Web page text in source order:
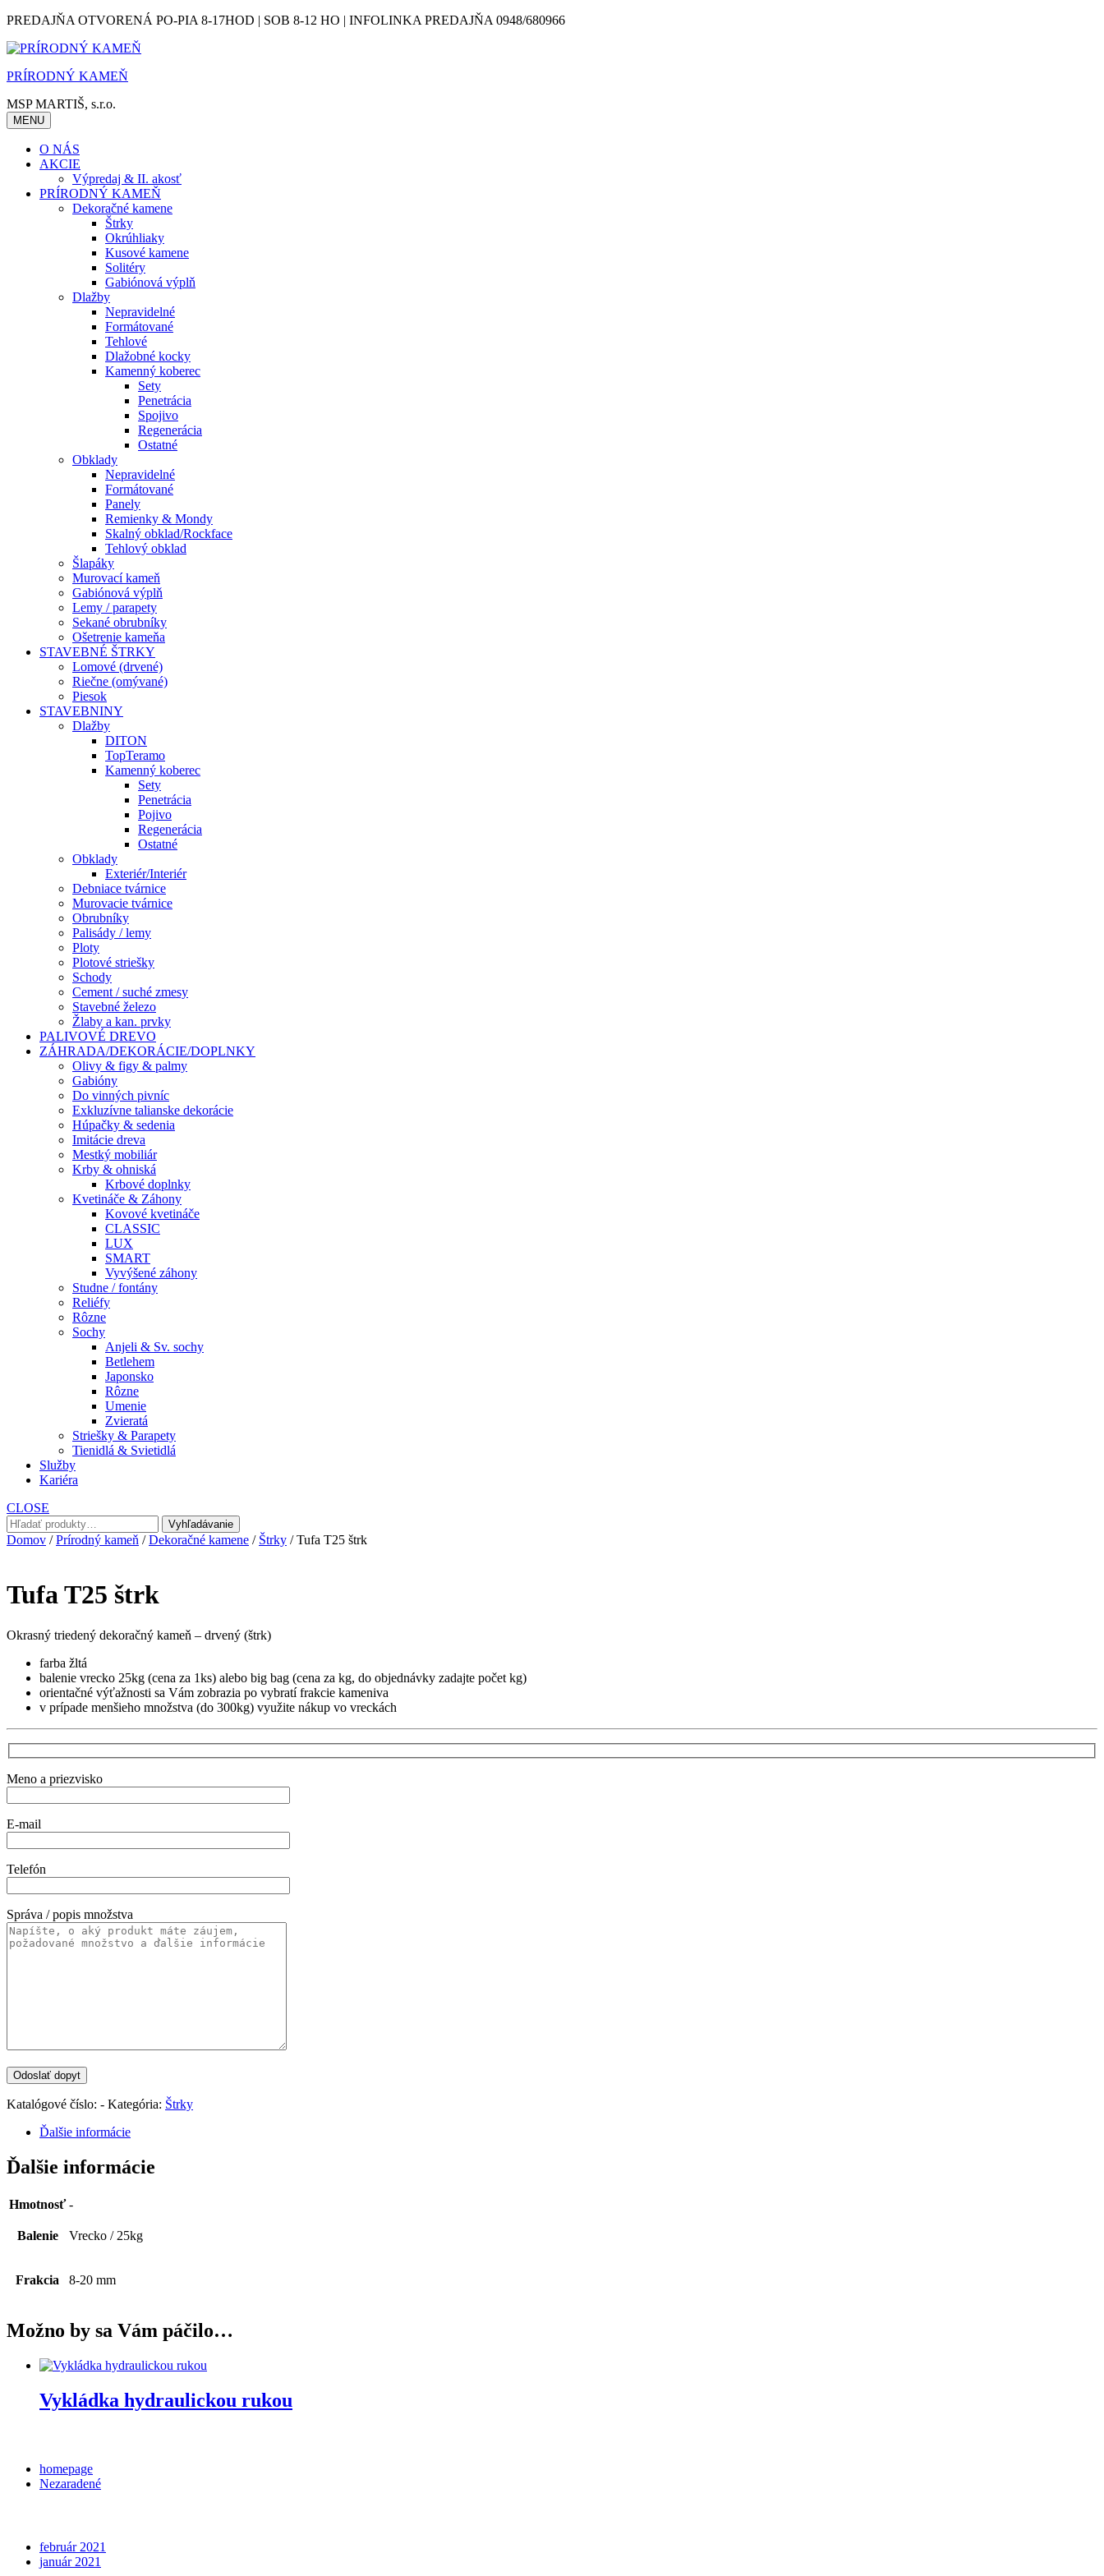
Skip
content
PREDAJŇA OTVORENÁ PO-PIA 8-17HOD | SOB 8-12 HO | INFOLINKA PREDAJŇA 0948/680966
PRÍRODNÝ KAMEŇ
MSP MARTIŠ, s.r.o.
MENU
O NÁS
AKCIE
Výpredaj & II. akosť
PRÍRODNÝ KAMEŇ
Dekoračné kamene
Štrky
Okrúhliaky
Kusové kamene
Solitéry
Gabiónová výplň
Dlažby
Nepravidelné
Formátované
Tehlové
Dlažobné kocky
Kamenný koberec
Sety
Penetrácia
Spojivo
Regenerácia
Ostatné
Obklady
Nepravidelné
Formátované
Panely
Remienky & Mondy
Skalný obklad/Rockface
Tehlový obklad
Šlapáky
Murovací kameň
Gabiónová výplň
Lemy / parapety
Sekané obrubníky
Ošetrenie kameňa
STAVEBNÉ ŠTRKY
Lomové (drvené)
Riečne (omývané)
Piesok
STAVEBNINY
Dlažby
DITON
TopTeramo
Kamenný koberec
Sety
Penetrácia
Pojivo
Regenerácia
Ostatné
Obklady
Exteriér/Interiér
Debniace tvárnice
Murovacie tvárnice
Obrubníky
Palisády / lemy
Ploty
Plotové striešky
Schody
Cement / suché zmesy
Stavebné železo
Žlaby a kan. prvky
PALIVOVÉ DREVO
ZÁHRADA/DEKORÁCIE/DOPLNKY
Olivy & figy & palmy
Gabióny
Do vinných pivníc
Exkluzívne talianske dekorácie
Húpačky & sedenia
Imitácie dreva
Mestký mobiliár
Krby & ohniská
Krbové doplnky
Kvetináče & Záhony
Kovové kvetináče
CLASSIC
LUX
SMART
Vyvýšené záhony
Studne / fontány
Reliéfy
Rôzne
Sochy
Anjeli & Sv. sochy
Betlehem
Japonsko
Rôzne
Umenie
Zvieratá
Striešky & Parapety
Tienidlá & Svietidlá
Služby
Kariéra
CLOSE
Hľadať:
Vyhľadávanie
Domov /Prírodný kameň /Dekoračné kamene / Štrky / Tufa T25 štrk
Tufa T25 štrk
Okrasný triedený dekoračný kameň – drvený (štrk)
farba žltá
balenie vrecko 25kg (cena za 1ks) alebo big bag (cena za kg, do objednávky zadajte počet kg)
orientačné výťažnosti sa Vám zobrazia po vybratí frakcie kameniva
v prípade menšieho množstva (do 300kg) využite nákup vo vreckách
Meno a priezvisko
E-mail
Telefón
Správa / popis množstva
Katalógové číslo: - Kategória: Štrky
Ďalšie informácie
Ďalšie informácie
Hmotnosť -
Balenie Vrecko / 25kg
Frakcia 8-20 mm
Možno by sa Vám páčilo…
Vykládka hydraulickou rukou
homepage
Nezaradené
február 2021
január 2021